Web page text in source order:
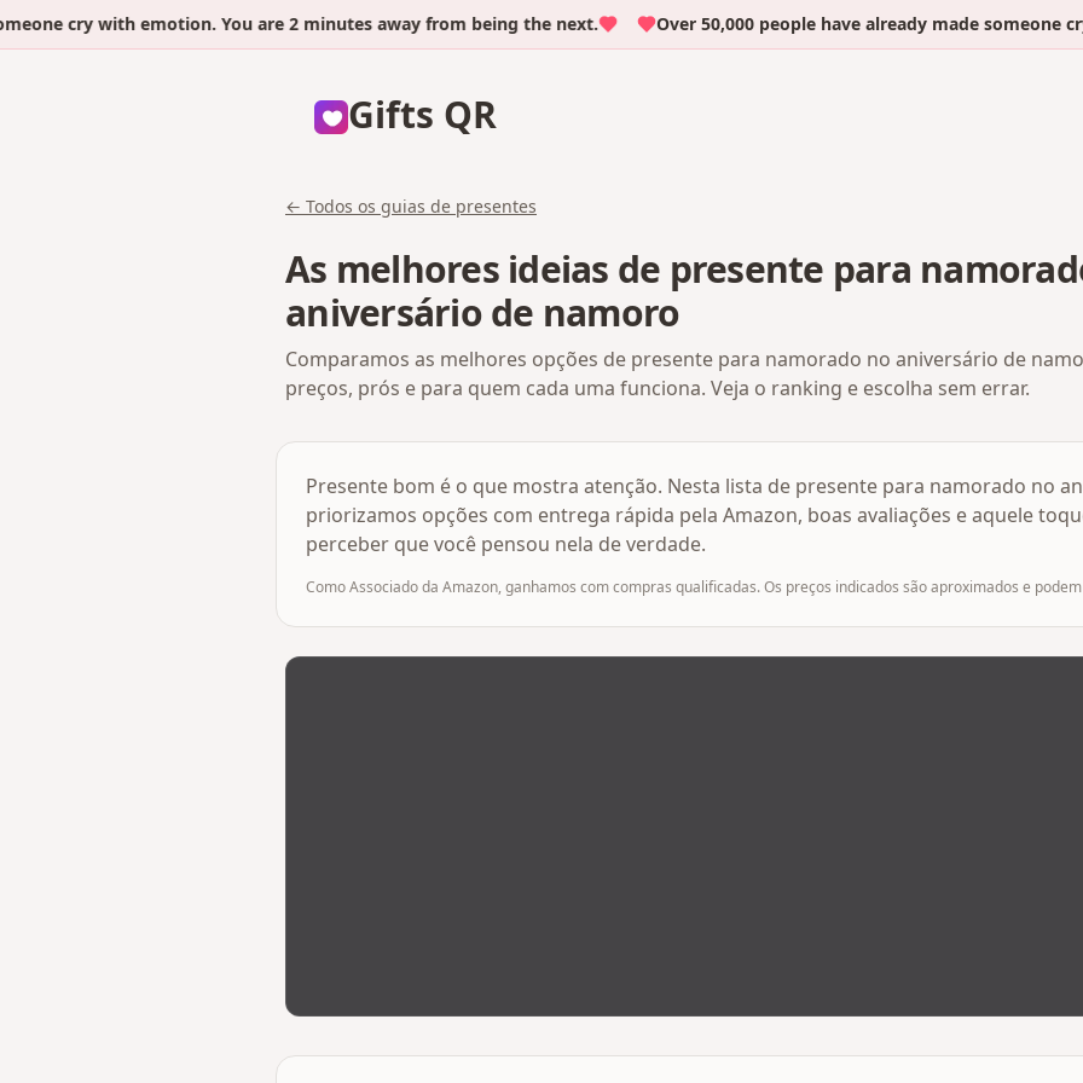
cry with emotion. You are 2 minutes away from being the next. Over 50,000 people have already made someone
Gifts QR
← Todos os guias de presentes
As melhores ideias de presente para
aniversário de namoro
Comparamos as melhores opções de presente para namorado no aniversário de
preços, prós e para quem cada uma funciona. Veja o ranking e escolha sem errar.
Presente bom é o que mostra atenção. Nesta lista de presente para namorado no
priorizamos opções com entrega rápida pela Amazon, boas avaliações e aquele
perceber que você pensou nela de verdade.
Como Associado da Amazon, ganhamos com compras qualificadas. Os preços indicados são aproximados e